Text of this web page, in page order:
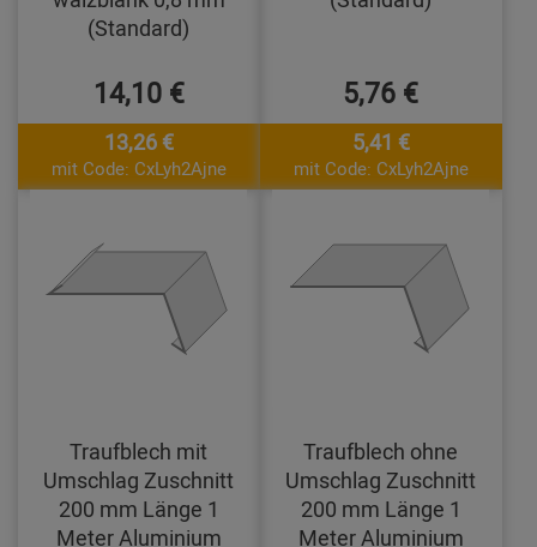
(Standard)
14,10 €
13,26 €
mit Code: CxLyh2Ajne
5,76 €
5,41 €
mit Code: CxLyh2Ajne
Traufblech mit
Umschlag Zuschnitt
200 mm Länge 1
Meter Aluminium
Traufblech ohne
Umschlag Zuschnitt
200 mm Länge 1
Meter Aluminium